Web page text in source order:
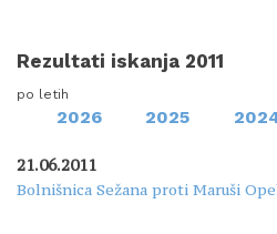
Rezultati iskanja 2011
po letih
2026 2025
21.06.2011
Bolnišnica Sežana proti Maruši